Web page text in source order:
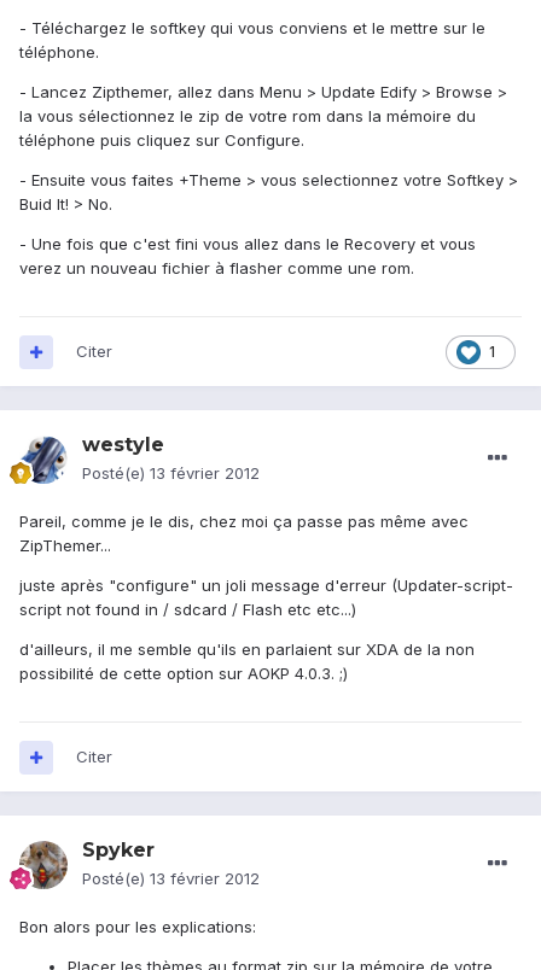
- Téléchargez le softkey qui vous conviens et le mettre sur le
téléphone.
- Lancez Zipthemer, allez dans Menu > Update Edify > Browse >
la vous sélectionnez le zip de votre rom dans la mémoire du
téléphone puis cliquez sur Configure.
- Ensuite vous faites +Theme > vous selectionnez votre Softkey >
Buid It! > No.
- Une fois que c'est fini vous allez dans le Recovery et vous
verez un nouveau fichier à flasher comme une rom.
1
Citer
westyle
Posté(e) 13 février 2012
Pareil, comme je le dis, chez moi ça passe pas même avec
ZipThemer...
juste après "configure" un joli message d'erreur (Updater-script-
script not found in / sdcard / Flash etc etc...)
d'ailleurs, il me semble qu'ils en parlaient sur XDA de la non
possibilité de cette option sur AOKP 4.0.3. ;)
Citer
Spyker
Posté(e) 13 février 2012
Bon alors pour les explications: